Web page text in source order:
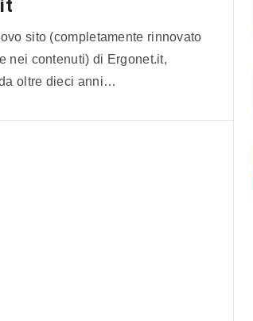
sito (completamente rinnovato
nei contenuti) di Ergonet.it,
oltre dieci anni…